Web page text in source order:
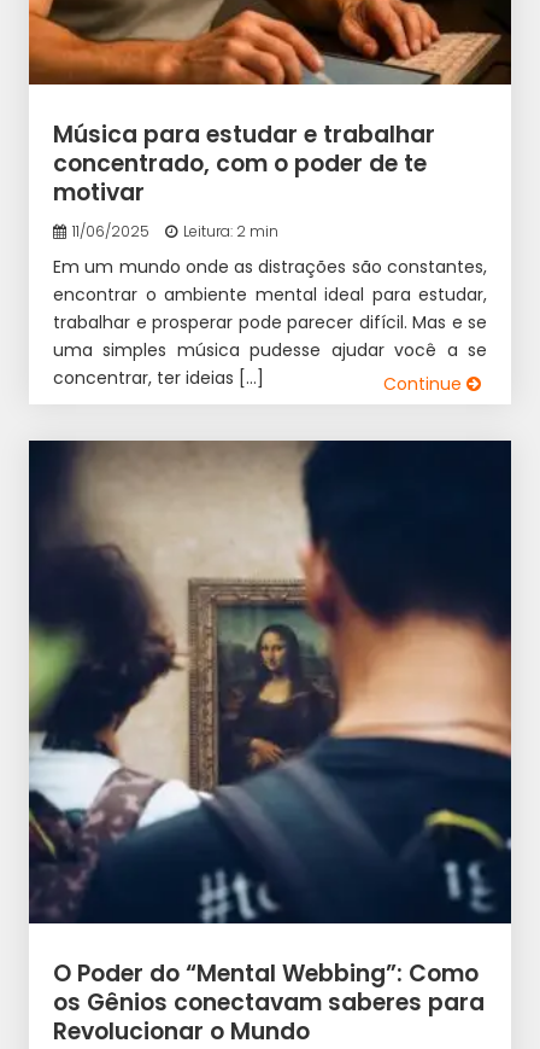
Música para estudar e trabalhar
concentrado, com o poder de te
motivar
11/06/2025 Leitura: 2 min
Em um mundo onde as distrações são constantes,
encontrar o ambiente mental ideal para estudar,
trabalhar e prosperar pode parecer difícil. Mas e se
uma simples música pudesse ajudar você a se
concentrar, ter ideias […]
Continue
O Poder do “Mental Webbing”: Como
os Gênios conectavam saberes para
Revolucionar o Mundo